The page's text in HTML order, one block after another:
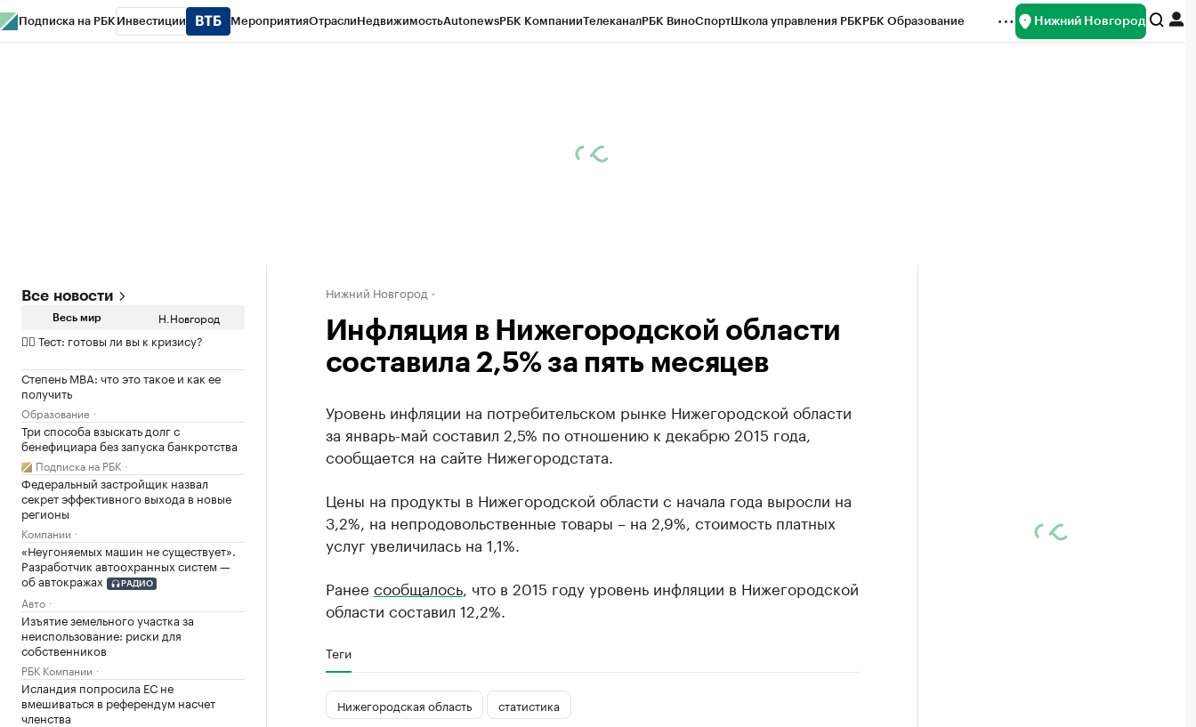
Подписка на РБК Инвестиции МероприятияОтраслиНедвижимостьAutonewsРБК КомпанииТелеканалРБК ВиноСпортШкола управления РБКРБК Образование Нижний Новгород
Все новости
Весь мир Н.Новгород
✍🏻 Тест: готовы ли вы к кризису?
Степень MBA: что это такое и как ее
получить
Образование
Три способа взыскать долг с
бенефициара без запуска банкротства
Подписка на РБК
Федеральный застройщик назвал
секрет эффективного выхода в новые
регионы
Компании
«Неугоняемых машин не существует».
Разработчик автоохранных систем —
об автокражах
РАДИО
Авто
Изъятие земельного участка за
неиспользование: риски для
собственников
РБК Компании
Исландия попросила ЕС не
вмешиваться в референдум насчет
членства
Нижний Новгород
Инфляция в Нижегородской области
составила 2,5% за пять месяцев
Уровень инфляции на потребительском рынке Нижегородской области
за январь-май составил 2,5% по отношению к декабрю 2015 года,
сообщается на сайте Нижегородстата.
Цены на продукты в Нижегородской области с начала года выросли на
3,2%, на непродовольственные товары – на 2,9%, стоимость платных
услуг увеличилась на 1,1%.
Ранее сообщалось, что в 2015 году уровень инфляции в Нижегородской
области составил 12,2%.
Теги
Нижегородская область статистика